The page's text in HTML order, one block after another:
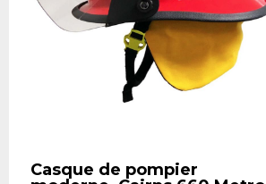
Casque de pompier